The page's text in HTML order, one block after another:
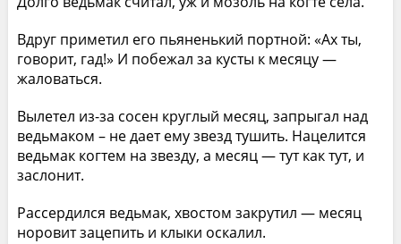
Вдруг приметил его пьяненький портной: «Ах ты,
говорит, гад!» И побежал за кусты к месяцу —
жаловаться.
Вылетел из-за сосен круглый месяц, запрыгал над
ведьмаком – не дает ему звезд тушить. Нацелится
ведьмак когтем на звезду, а месяц — тут как тут, и
заслонит.
Рассердился ведьмак, хвостом закрутил — месяц
норовит зацепить и клыки оскалил.